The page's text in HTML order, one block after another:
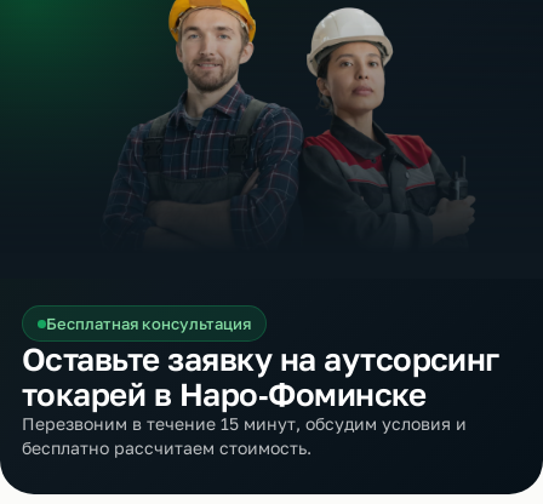
Бесплатная консультация
Оставьте заявку на аутсорсинг
токарей в Наро‑Фоминске
Перезвоним в течение 15 минут, обсудим условия и
бесплатно рассчитаем стоимость.